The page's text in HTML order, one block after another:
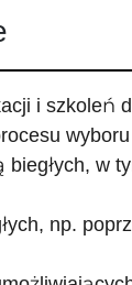
i szkoleń
wyboru
w
np.